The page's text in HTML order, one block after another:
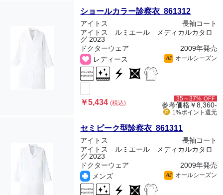
ショールカラー診察衣 861312
アイトス
長袖コート
アイトス ルミエール メディカルカタロ
グ 2023
ドクターウェア
2009年発売
レディース
All オールシーズン
￥5,434(税込)
35～37% OFF
参考価格￥8,360-
1%ポイント 還元
セミピーク型診察衣 861311
アイトス
長袖コート
アイトス ルミエール メディカルカタロ
グ 2023
ドクターウェア
2009年発売
メンズ
All オールシーズン